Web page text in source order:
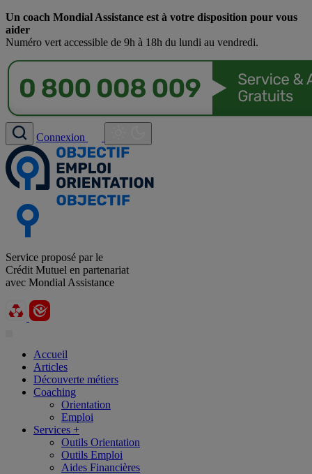
Un coach Mondial Assistance est à votre disposition pour vous
aider
Numéro vert accessible de 9h à 18h du lundi au vendredi.
Connexion
Service proposé par le
Crédit Mutuel en partenariat
avec Mondial Assistance
Accueil
Articles
Découverte métiers
Coaching
Orientation
Emploi
Services +
Outils Orientation
Outils Emploi
Aides Financières